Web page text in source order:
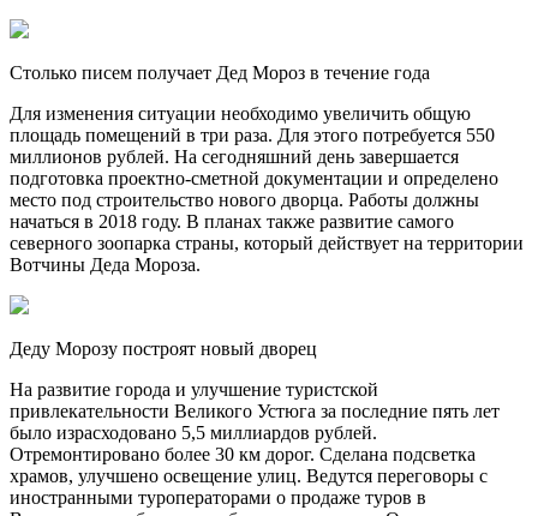
Столько писем получает Дед Мороз в течение года
Для изменения ситуации необходимо увеличить общую
площадь помещений в три раза. Для этого потребуется 550
миллионов рублей. На сегодняшний день завершается
подготовка проектно-сметной документации и определено
место под строительство нового дворца. Работы должны
начаться в 2018 году. В планах также развитие самого
северного зоопарка страны, который действует на территории
Вотчины Деда Мороза.
Деду Морозу построят новый дворец
На развитие города и улучшение туристской
привлекательности Великого Устюга за последние пять лет
было израсходовано 5,5 миллиардов рублей.
Отремонтировано более 30 км дорог. Сделана подсветка
храмов, улучшено освещение улиц. Ведутся переговоры с
иностранными туроператорами о продаже туров в